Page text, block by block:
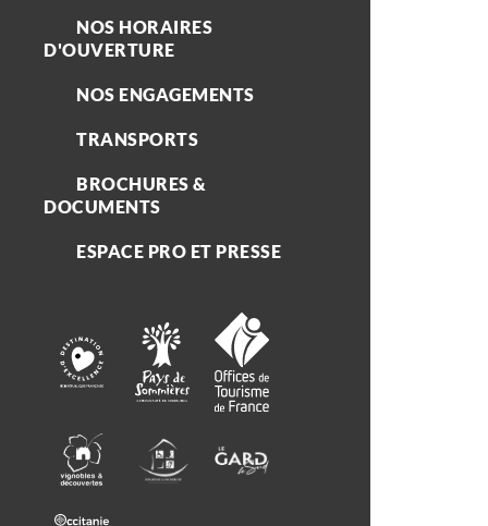
NOS HORAIRES
D'OUVERTURE
NOS ENGAGEMENTS
TRANSPORTS
BROCHURES &
DOCUMENTS
ESPACE PRO ET PRESSE